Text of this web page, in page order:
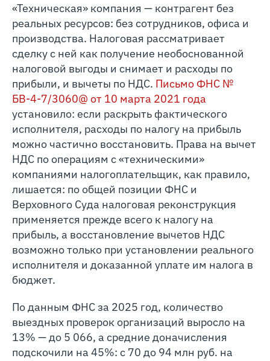
«Техническая» компания — контрагент без
реальных ресурсов: без сотрудников, офиса и
производства. Налоговая рассматривает
сделку с ней как получение необоснованной
налоговой выгоды и снимает и расходы по
прибыли, и вычеты по НДС. Письмо ФНС №
БВ-4-7/3060@ от 10 марта 2021 года
установило: если раскрыть фактического
исполнителя, расходы по налогу на прибыль
можно частично восстановить. Права на вычет
НДС по операциям с «техническими»
компаниями налогоплательщик, как правило,
лишается: по общей позиции ФНС и
Верховного Суда налоговая реконструкция
применяется прежде всего к налогу на
прибыль, а восстановление вычетов НДС
возможно только при установлении реального
исполнителя и доказанной уплате им налога в
бюджет.
По данным ФНС за 2025 год, количество
выездных проверок организаций выросло на
13% — до 5 066, а средние доначисления
подскочили на 45%: с 70 до 94 млн руб. на